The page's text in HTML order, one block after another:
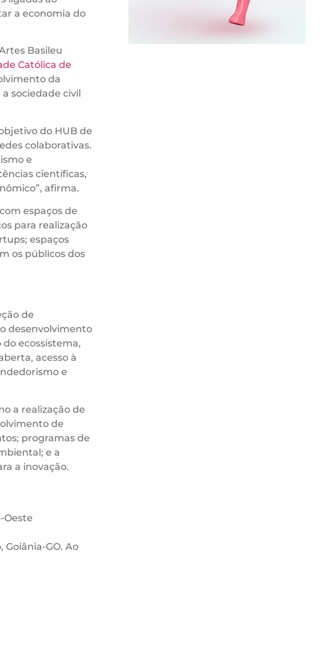
a economia do
Basileu
Católica de
da
sociedade civil
do HUB de
colaborativas.
e
científicas,
afirma.
espaços de
para realização
espaços
os públicos dos
de
desenvolvimento
ecossistema,
acesso à
e
a realização de
de
programas de
e a
a inovação.
Oeste
Goiânia-GO. Ao